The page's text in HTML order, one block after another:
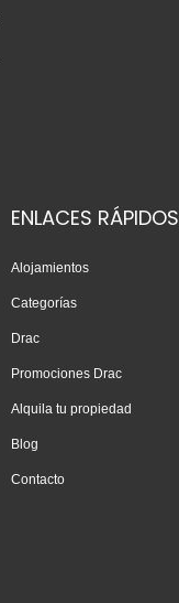
ENLACES RÁPIDOS
Alojamientos
Categorías
Drac
Promociones Drac
Alquila tu propiedad
Blog
Contacto